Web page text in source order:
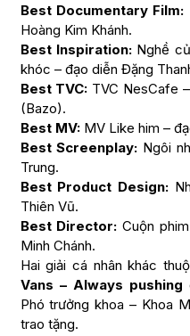
Best Documentary Film:
Hoàng Kim Khánh.
Best Inspiration:Nghề
khóc – đạo diễn Đặng
Best TVC: TVC NesCafe
(Bazo).
Best MV:MV Like him –
Best Screenplay: Ngôi
Trung.
Best Product Design:
Thiên Vũ.
Best Director: Cuộn
Minh Chánh.
Hai giải cá nhân khác
Vans – Always pushing
Phó trưởng khoa – Khoa
trao tặng.